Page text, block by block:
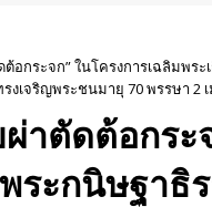
อกระจก” ในโครงการเฉลิมพร
เจริญพระชนมายุ 70 พรรษา 2
าตัดต้อกระ
ระกนิษฐาธิ